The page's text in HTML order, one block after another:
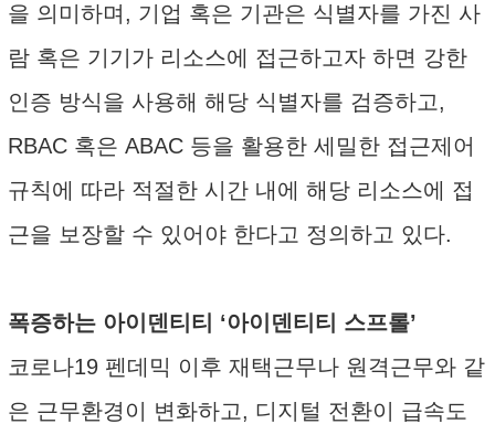
을 의미하며, 기업 혹은 기관은 식별자를 가진 사
람 혹은 기기가 리소스에 접근하고자 하면 강한
인증 방식을 사용해 해당 식별자를 검증하고,
RBAC 혹은 ABAC 등을 활용한 세밀한 접근제어
규칙에 따라 적절한 시간 내에 해당 리소스에 접
근을 보장할 수 있어야 한다고 정의하고 있다.
폭증하는 아이덴티티 ‘아이덴티티 스프롤’
코로나19 펜데믹 이후 재택근무나 원격근무와 같
은 근무환경이 변화하고, 디지털 전환이 급속도